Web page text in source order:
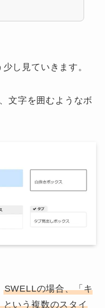
し見ていきます。
文字を囲むようなボ
SWELLの場合、「キ
いう複数のスタイ